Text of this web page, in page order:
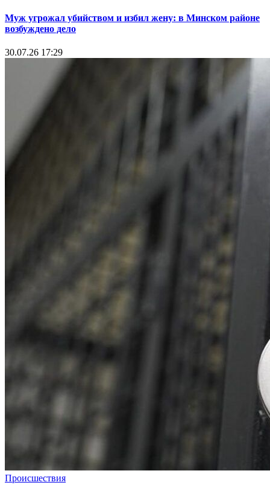
Муж угрожал убийством и избил жену: в Минском районе
возбуждено дело
30.07.26 17:29
Происшествия